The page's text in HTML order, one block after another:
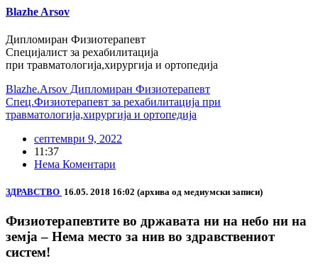
Blazhe Arsov
Дипломиран Физиотерапевт
Специјалист за рехабилитација
при травматологија,хирургија и ортопедија
Blazhe.Arsov Дипломиран Физиотерапевт
Спец.Физиотерапевт за рехабилитација при
травматологија,хирургија и ортопедија
септември 9, 2022
11:37
Нема Коментари
ЗДРАВСТВО 16.05. 2018 16:02 (архива од медиумски записи)
Физиотерапевтите во државата ни на небо ни на
земја – Нема место за нив во здравствениот
систем!